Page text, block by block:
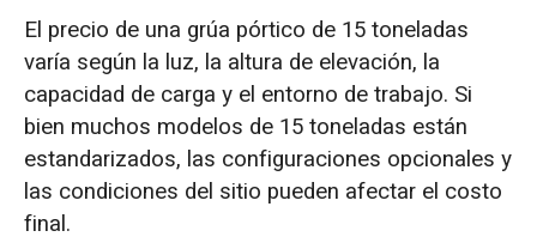
El precio de una grúa pórtico de 15 toneladas
varía según la luz, la altura de elevación, la
capacidad de carga y el entorno de trabajo. Si
bien muchos modelos de 15 toneladas están
estandarizados, las configuraciones opcionales y
las condiciones del sitio pueden afectar el costo
final.